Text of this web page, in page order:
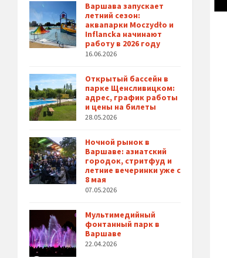
Варшава запускает
летний сезон:
аквапарки Moczydło и
Inflancka начинают
работу в 2026 году
16.06.2026
Открытый бассейн в
парке Щенсливицком:
адрес, график работы
и цены на билеты
28.05.2026
Ночной рынок в
Варшаве: азиатский
городок, стритфуд и
летние вечеринки уже с
8 мая
07.05.2026
Мультимедийный
фонтанный парк в
Варшаве
22.04.2026